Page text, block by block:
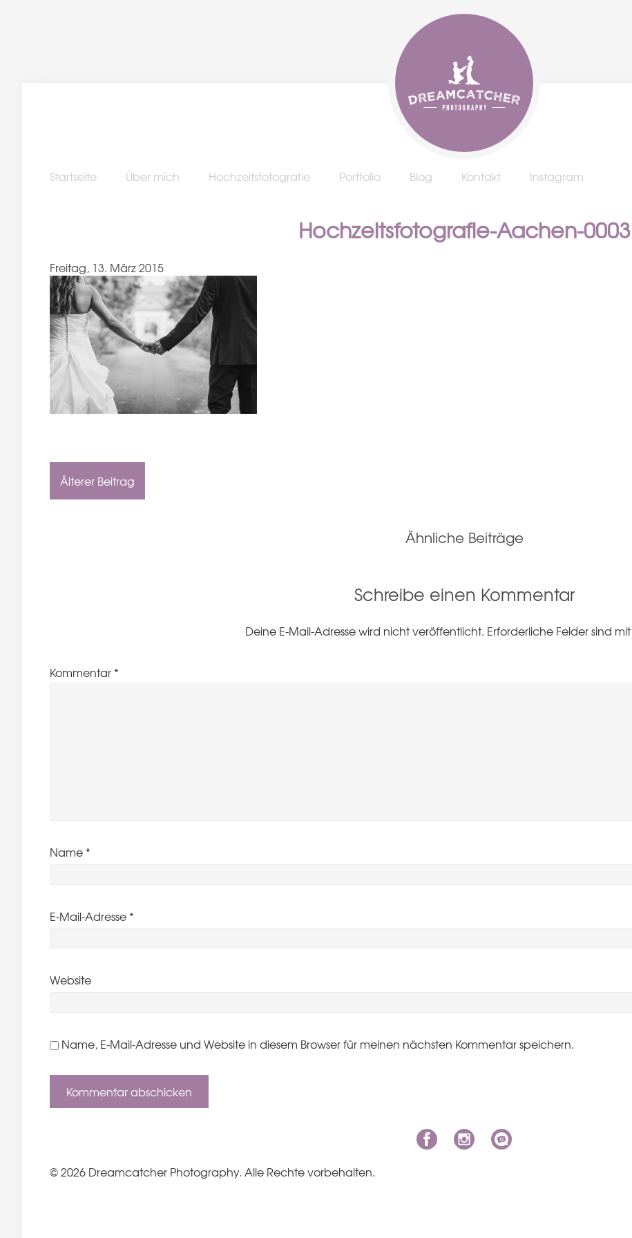
Startseite Über mich Hochzeitsfotografie Portfolio Blog Kontakt Instagram
Hochzeitsfotografie-Aachen-0003
Freitag, 13. März 2015
Älterer Beitrag
Ähnliche Beiträge
Schreibe einen Kommentar
Deine E-Mail-Adresse wird nicht veröffentlicht. Erforderliche Felder sind mit
Kommentar *
Name *
E-Mail-Adresse *
Website
Name, E-Mail-Adresse und Website in diesem Browser für meinen nächsten Kommentar speichern.
© 2026 Dreamcatcher Photography. Alle Rechte vorbehalten.